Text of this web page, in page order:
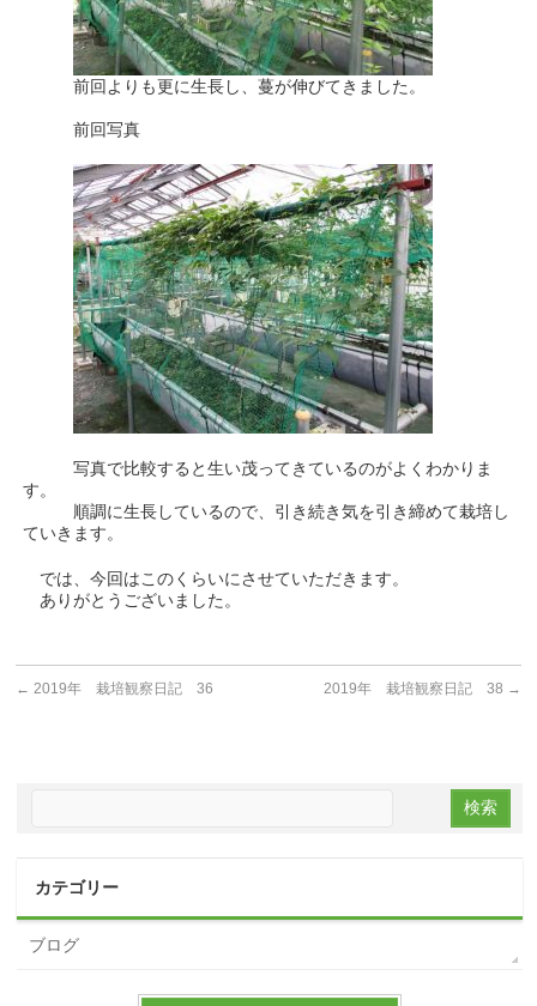
前回よりも更に生長し、蔓が伸びてきました。
前回写真
写真で比較すると生い茂ってきているのがよくわかりま
す。
順調に生長しているので、引き続き気を引き締めて栽培し
ていきます。
では、今回はこのくらいにさせていただきます。
ありがとうございました。
← 2019年 栽培観察日記 36 2019年 栽培観察日記 38 →
カテゴリー
ブログ